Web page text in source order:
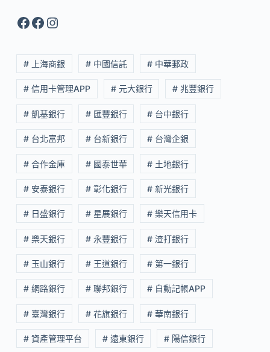
Facebook
Facebook
Instagram
# 上海商銀 # 中國信託 # 中華郵政
# 信用卡管理APP # 元大銀行 # 兆豐銀行
# 凱基銀行 # 匯豐銀行 # 台中銀行
# 台北富邦 # 台新銀行 # 台灣企銀
# 合作金庫 # 國泰世華 # 土地銀行
# 安泰銀行 # 彰化銀行 # 新光銀行
# 日盛銀行 # 星展銀行 # 樂天信用卡
# 樂天銀行 # 永豐銀行 # 渣打銀行
# 玉山銀行 # 王道銀行 # 第一銀行
# 網路銀行 # 聯邦銀行 # 自動記帳APP
# 臺灣銀行 # 花旗銀行 # 華南銀行
# 資產管理平台 # 遠東銀行 # 陽信銀行